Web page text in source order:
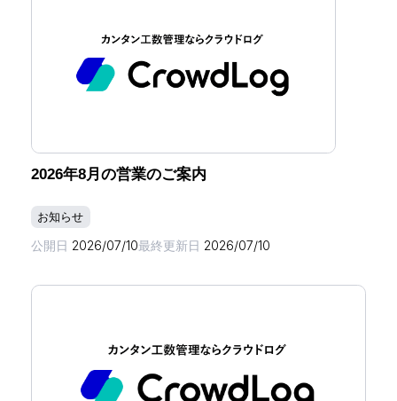
2026年8月の営業のご案内
お知らせ
公開日 2026/07/10最終更新日 2026/07/10